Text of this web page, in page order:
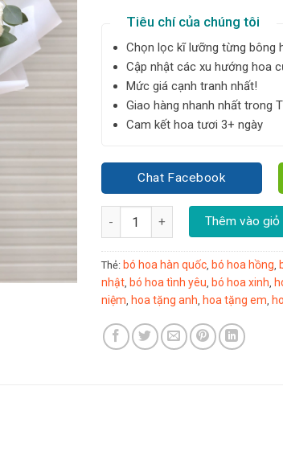
Tiêu chí của chúng tôi
Chọn lọc kĩ lưỡng từng bông
Cập nhật các xu hướng hoa
Mức giá cạnh tranh nhất!
Giao hàng nhanh nhất trong
Cam kết hoa tươi 3+ ngày
Chat Facebook
Bó hoa tone trắng xanh Hàn
Thêm vào giỏ
Thẻ: bó hoa hàn quốc, bó hoa hồng,
nhật, bó hoa tình yêu, bó hoa xinh,
niệm, hoa tặng anh, hoa tặng em,